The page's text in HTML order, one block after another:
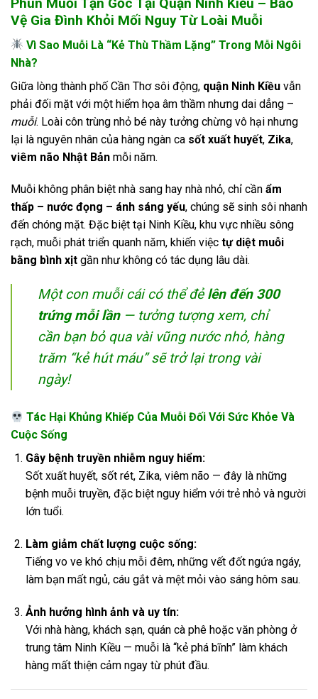
Vệ Gia Đình Khỏi Mối Nguy Từ Loài Muỗi
Vì Sao Muỗi Là “Kẻ Thù Thầm Lặng” Trong Mỗi Ngôi
Nhà?
Giữa lòng thành phố Cần Thơ sôi động, quận Ninh Kiều vẫn
phải đối mặt với một hiểm họa âm thầm nhưng dai dẳng –
muỗi. Loài côn trùng nhỏ bé này tưởng chừng vô hại nhưng
lại là nguyên nhân của hàng ngàn ca sốt xuất huyết, Zika,
viêm não Nhật Bản mỗi năm.
Muỗi không phân biệt nhà sang hay nhà nhỏ, chỉ cần ẩm
thấp – nước đọng – ánh sáng yếu, chúng sẽ sinh sôi nhanh
đến chóng mặt. Đặc biệt tại Ninh Kiều, khu vực nhiều sông
rạch, muỗi phát triển quanh năm, khiến việc tự diệt muỗi
bằng bình xịt gần như không có tác dụng lâu dài.
Một con muỗi cái có thể đẻ lên đến 300
trứng mỗi lần— tưởng tượng xem, chỉ
cần bạn bỏ qua vài vũng nước nhỏ, hàng
trăm “kẻ hút máu” sẽ trở lại trong vài
ngày!
Tác Hại Khủng Khiếp Của Muỗi Đối Với Sức Khỏe Và
Cuộc Sống
Gây bệnh truyền nhiễm nguy hiểm:
Sốt xuất huyết, sốt rét, Zika, viêm não — đây là những
bệnh muỗi truyền, đặc biệt nguy hiểm với trẻ nhỏ và người
lớn tuổi.
Làm giảm chất lượng cuộc sống:
Tiếng vo ve khó chịu mỗi đêm, những vết đốt ngứa ngáy,
làm bạn mất ngủ, cáu gắt và mệt mỏi vào sáng hôm sau.
Ảnh hưởng hình ảnh và uy tín:
Với nhà hàng, khách sạn, quán cà phê hoặc văn phòng ở
trung tâm Ninh Kiều — muỗi là “kẻ phá bĩnh” làm khách
hàng mất thiện cảm ngay từ phút đầu.